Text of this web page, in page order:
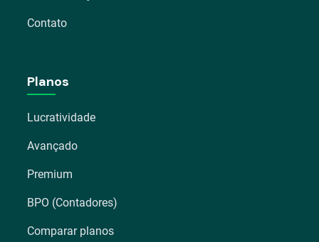
Contato
Planos
Lucratividade
Avançado
Premium
BPO (Contadores)
Comparar planos